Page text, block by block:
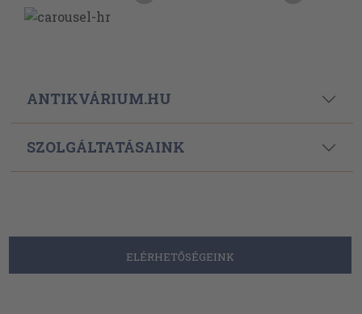
ANTIKVÁRIUM.HU
SZOLGÁLTATÁSAINK
ELÉRHETŐSÉGEINK